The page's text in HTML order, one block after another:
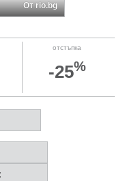
От rio.bg
отстъпка
-25%